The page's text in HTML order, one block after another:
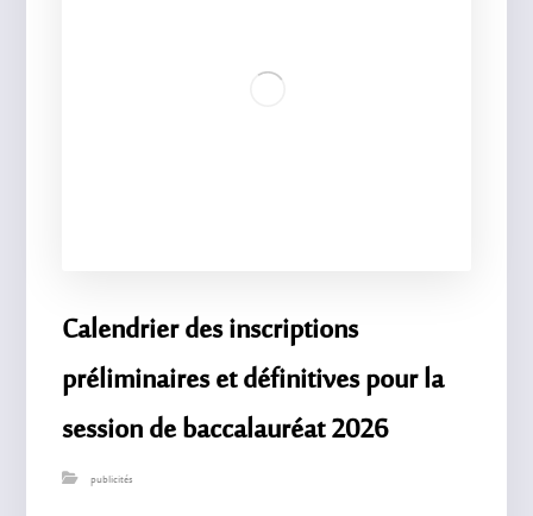
Calendrier des inscriptions
préliminaires et définitives pour la
session de baccalauréat 2026
publicités